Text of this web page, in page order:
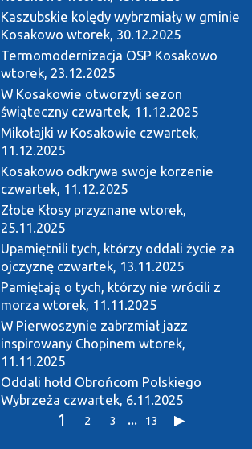
Kaszubskie kolędy wybrzmiały w gminie
Kosakowo wtorek, 30.12.2025
Termomodernizacja OSP Kosakowo
wtorek, 23.12.2025
W Kosakowie otworzyli sezon
świąteczny czwartek, 11.12.2025
Mikołajki w Kosakowie czwartek,
11.12.2025
Kosakowo odkrywa swoje korzenie
czwartek, 11.12.2025
Złote Kłosy przyznane wtorek,
25.11.2025
Upamiętnili tych, którzy oddali życie za
ojczyznę czwartek, 13.11.2025
Pamiętają o tych, którzy nie wrócili z
morza wtorek, 11.11.2025
W Pierwoszynie zabrzmiał jazz
inspirowany Chopinem wtorek,
11.11.2025
Oddali hołd Obrońcom Polskiego
Wybrzeża czwartek, 6.11.2025
1 2 3 ... 13